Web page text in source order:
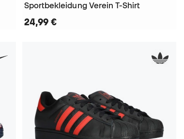
Sportbekleidung Verein T-Shirt
24,99 €